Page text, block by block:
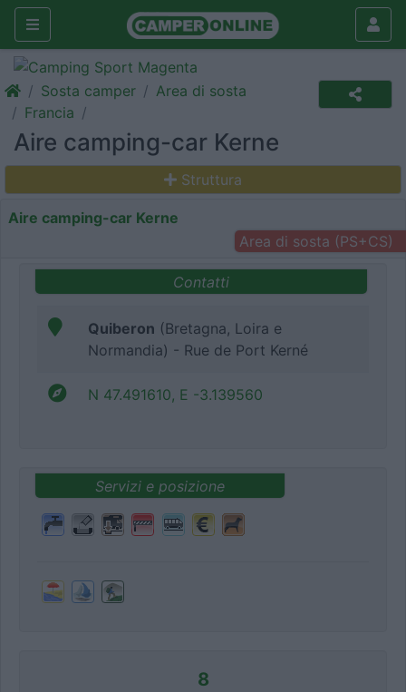
Sosta camper
Area di sosta
Francia
Aire camping-car Kerne
Struttura
Aire camping-car Kerne
Area di sosta (PS+CS)
Contatti
Quiberon (Bretagna, Loira e
Normandia) - Rue de Port Kerné
N 47.491610, E -3.139560
Servizi e posizione
8